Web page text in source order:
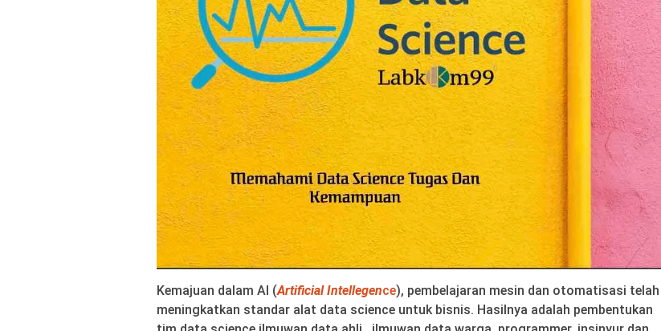
Kemajuan dalam AI (Artificial Intellegence), pembelajaran mesin dan otomatisasi telah
meningkatkan standar alat data science untuk bisnis. Hasilnya adalah pembentukan